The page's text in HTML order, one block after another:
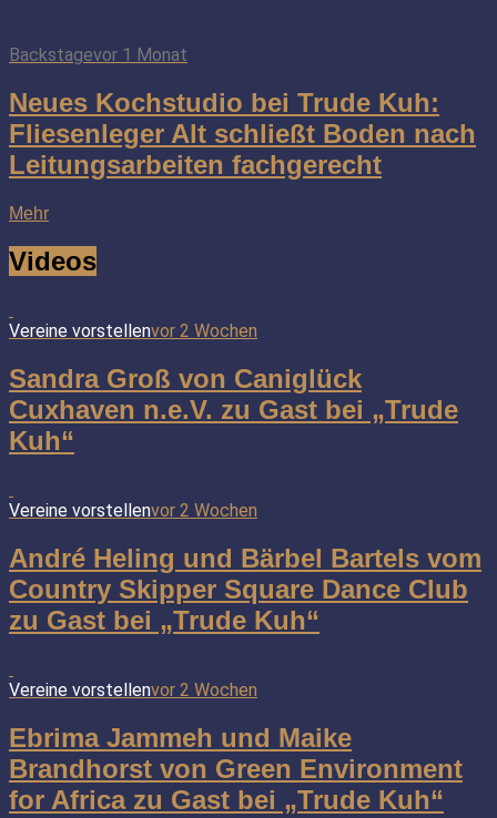
Backstagevor 1 Monat
Neues Kochstudio bei Trude Kuh:
Fliesenleger Alt schließt Boden nach
Leitungsarbeiten fachgerecht
Mehr
Videos
Vereine vorstellenvor 2 Wochen
Sandra Groß von Caniglück
Cuxhaven n.e.V. zu Gast bei „Trude
Kuh“
Vereine vorstellenvor 2 Wochen
André Heling und Bärbel Bartels vom
Country Skipper Square Dance Club
zu Gast bei „Trude Kuh“
Vereine vorstellenvor 2 Wochen
Ebrima Jammeh und Maike
Brandhorst von Green Environment
for Africa zu Gast bei „Trude Kuh“